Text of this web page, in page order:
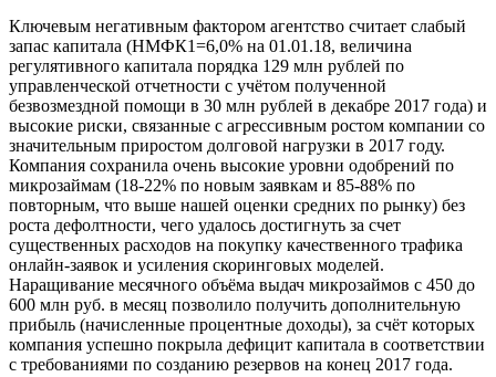
Ключевым негативным фактором агентство считает слабый
запас капитала (НМФК1=6,0% на 01.01.18, величина
регулятивного капитала порядка 129 млн рублей по
управленческой отчетности с учётом полученной
безвозмездной помощи в 30 млн рублей в декабре 2017 года) и
высокие риски, связанные с агрессивным ростом компании со
значительным приростом долговой нагрузки в 2017 году.
Компания сохранила очень высокие уровни одобрений по
микрозаймам (18-22% по новым заявкам и 85-88% по
повторным, что выше нашей оценки средних по рынку) без
роста дефолтности, чего удалось достигнуть за счет
существенных расходов на покупку качественного трафика
онлайн-заявок и усиления скоринговых моделей.
Наращивание месячного объёма выдач микрозаймов с 450 до
600 млн руб. в месяц позволило получить дополнительную
прибыль (начисленные процентные доходы), за счёт которых
компания успешно покрыла дефицит капитала в соответствии
с требованиями по созданию резервов на конец 2017 года.